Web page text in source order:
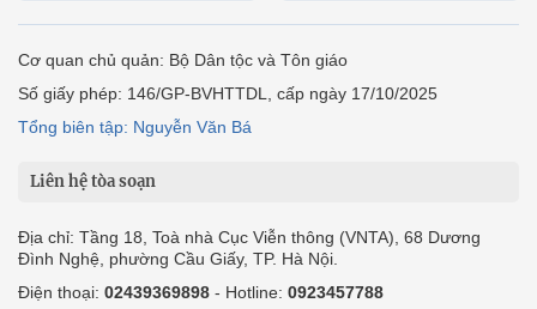
Cơ quan chủ quản: Bộ Dân tộc và Tôn giáo
Số giấy phép: 146/GP-BVHTTDL, cấp ngày 17/10/2025
Tổng biên tập: Nguyễn Văn Bá
Liên hệ tòa soạn
Địa chỉ: Tầng 18, Toà nhà Cục Viễn thông (VNTA), 68 Dương
Đình Nghệ, phường Cầu Giấy, TP. Hà Nội.
Điện thoại: 02439369898 - Hotline: 0923457788